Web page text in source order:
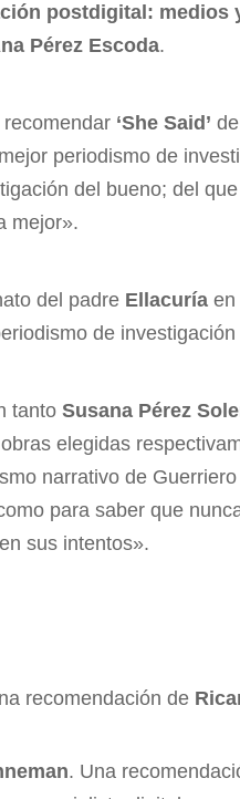
postdigital: medios
Pérez Escoda.
‘She Said’
periodismo de
del bueno; del
mejor».
del padre Ellacuríaen
de
tantoSusana Pérez
elegidas
narrativo de
para saber que
sus intentos».
recomendación de
. Una